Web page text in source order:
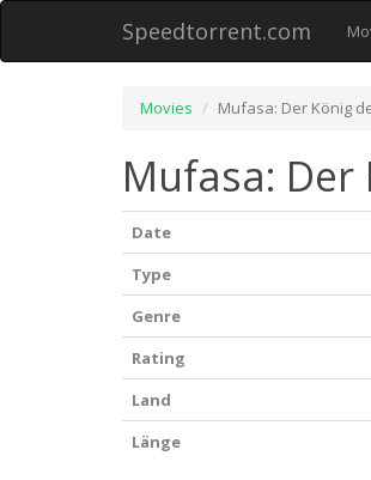
Speedtorrent.com
Movies Mufasa: Der König
Mufasa: Der
Date
Type
Genre
Rating
Land
Länge